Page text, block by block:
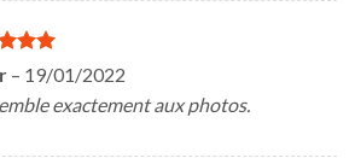
5
sur
– 19/01/2022
exactement aux photos.